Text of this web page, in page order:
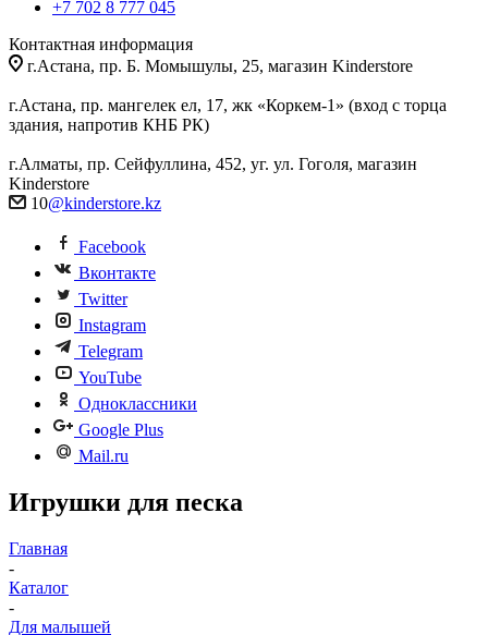
+7 702 8 777 045
Контактная информация
г.Астана, пр. Б. Момышулы, 25, магазин Kinderstore
г.Астана, пр. мангелек ел, 17, жк «Коркем-1» (вход с торца
здания, напротив КНБ РК)
г.Алматы, пр. Сейфуллина, 452, уг. ул. Гоголя, магазин
Kinderstore
10@kinderstore.kz
Facebook
Вконтакте
Twitter
Instagram
Telegram
YouTube
Одноклассники
Google Plus
Mail.ru
Игрушки для песка
Главная
-
Каталог
-
Для малышей